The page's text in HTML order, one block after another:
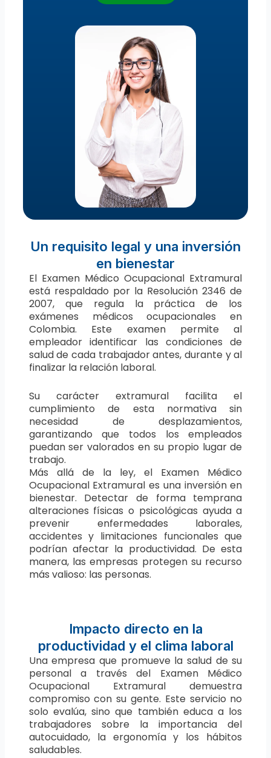
Un requisito legal y una inversión
en bienestar
El Examen Médico Ocupacional Extramural
está respaldado por la Resolución 2346 de
2007, que regula la práctica de los
exámenes médicos ocupacionales en
Colombia. Este examen permite al
empleador identificar las condiciones de
salud de cada trabajador antes, durante y al
finalizar la relación laboral.
Su carácter extramural facilita el
cumplimiento de esta normativa sin
necesidad de desplazamientos,
garantizando que todos los empleados
puedan ser valorados en su propio lugar de
trabajo.
Más allá de la ley, el Examen Médico
Ocupacional Extramural es una inversión en
bienestar. Detectar de forma temprana
alteraciones físicas o psicológicas ayuda a
prevenir enfermedades laborales,
accidentes y limitaciones funcionales que
podrían afectar la productividad. De esta
manera, las empresas protegen su recurso
más valioso: las personas.
Impacto directo en la
productividad y el clima laboral
Una empresa que promueve la salud de su
personal a través del Examen Médico
Ocupacional Extramural demuestra
compromiso con su gente. Este servicio no
solo evalúa, sino que también educa a los
trabajadores sobre la importancia del
autocuidado, la ergonomía y los hábitos
saludables.